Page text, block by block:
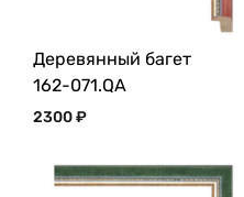
Деревянный багет
162-071.QA
2300₽